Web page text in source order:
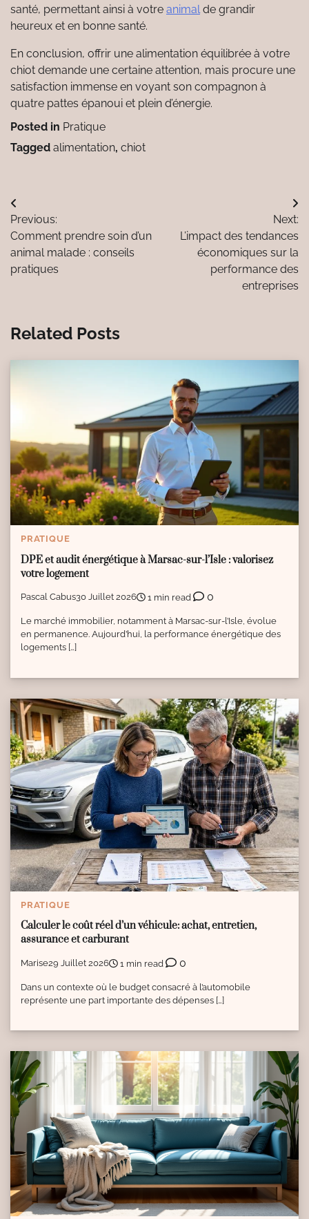
santé, permettant ainsi à votre animal de grandir
heureux et en bonne santé.
En conclusion, offrir une alimentation équilibrée à votre
chiot demande une certaine attention, mais procure une
satisfaction immense en voyant son compagnon à
quatre pattes épanoui et plein d’énergie.
Posted in Pratique
Tagged alimentation, chiot
Navigation
de
l’article
Previous:
Comment prendre soin d’un
animal malade : conseils
pratiques
Next:
L’impact des tendances
économiques sur la
performance des
entreprises
Related Posts
PRATIQUE
DPE et audit énergétique à Marsac-sur-l’Isle : valorisez
votre logement
Pascal Cabus30 Juillet 2026 1 min read 0
Le marché immobilier, notamment à Marsac-sur-l’Isle, évolue
en permanence. Aujourd’hui, la performance énergétique des
logements […]
PRATIQUE
Calculer le coût réel d’un véhicule: achat, entretien,
assurance et carburant
Marise29 Juillet 2026 1 min read 0
Dans un contexte où le budget consacré à l’automobile
représente une part importante des dépenses […]